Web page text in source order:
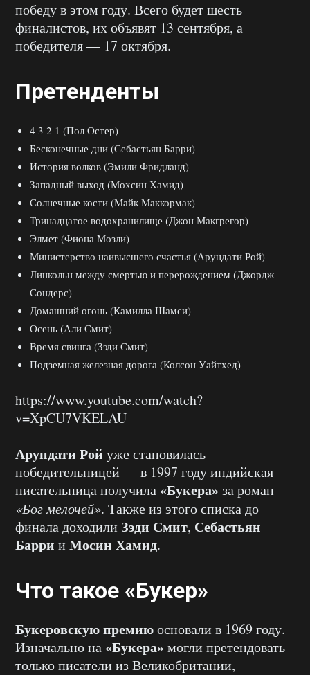
победу в этом году. Всего будет шесть
финалистов, их объявят 13 сентября, а
победителя — 17 октября.
Претенденты
4 3 2 1 (Пол Остер)
Бесконечные дни (Себастьян Барри)
История волков (Эмили Фридланд)
Западный выход (Мохсин Хамид)
Солнечные кости (Майк Маккормак)
Тринадцатое водохранилище (Джон Макгрегор)
Элмет (Фиона Мозли)
Министерство наивысшего счастья (Арундати Рой)
Линкольн между смертью и перерождением (Джордж
Сондерс)
Домашний огонь (Камилла Шамси)
Осень (Али Смит)
Время свинга (Зэди Смит)
Подземная железная дорога (Колсон Уайтхед)
https://www.youtube.com/watch?
v=XpCU7VKELAU
Арундати Рой уже становилась
победительницей — в 1997 году индийская
писательница получила«Букера»за роман
«Бог мелочей». Также из этого списка до
финала доходили Зэди Смит, Себастьян
Барри и Мосин Хамид.
Что такое «Букер»
Букеровскую премиюосновали в 1969 году.
Изначально на«Букера»могли претендовать
только писатели из Великобритании,